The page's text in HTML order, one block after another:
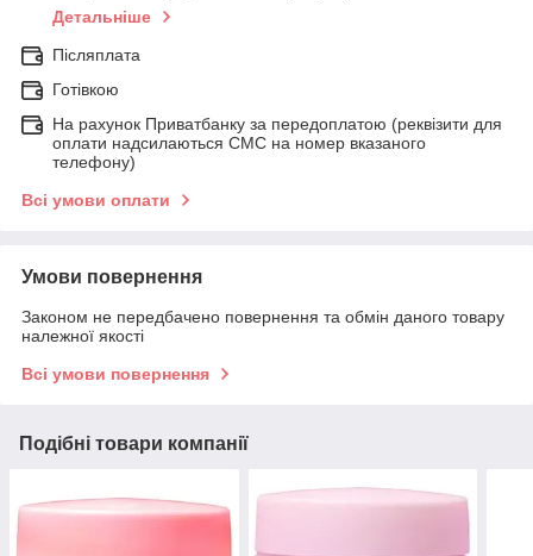
Детальніше
Післяплата
Готівкою
На рахунок Приватбанку за передоплатою (реквізити для
оплати надсилаються СМС на номер вказаного
телефону)
Всі умови оплати
Умови повернення
Законом не передбачено повернення та обмін даного товару
належної якості
Всі умови повернення
Подібні товари компанії